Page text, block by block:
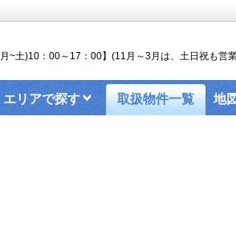
月~土)10：00～17：00】(11月～3月は、土日祝も営
エリアで探す 取扱物件一覧 地